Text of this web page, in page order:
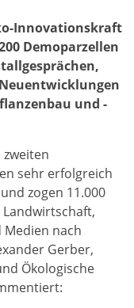
Innovationskraft
Demoparzellen
und -
zweiten
sehr erfolgreich
zogen 11.000
nach
Gerber,
Ökologische